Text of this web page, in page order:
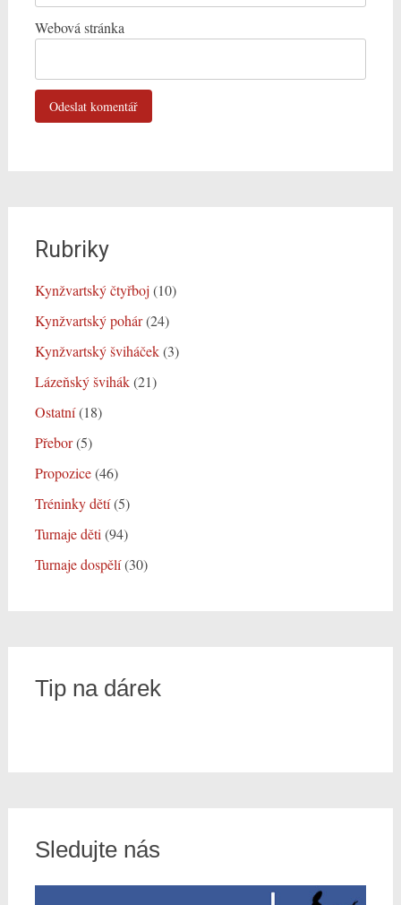
Webová stránka
Rubriky
Kynžvartský čtyřboj (10)
Kynžvartský pohár(24)
Kynžvartský šviháček(3)
Lázeňský švihák(21)
Ostatní(18)
Přebor(5)
Propozice(46)
Tréninky dětí(5)
Turnaje děti (94)
Turnaje dospělí(30)
Tip na dárek
Sledujte nás